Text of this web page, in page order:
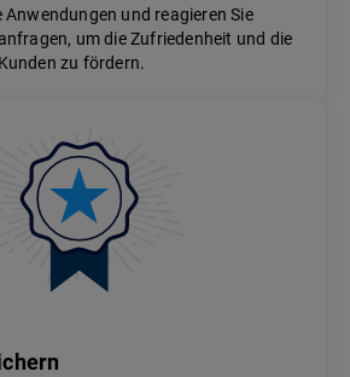
Anwendungen und reagieren Sie
um die Zufriedenheit und die
zu fördern.